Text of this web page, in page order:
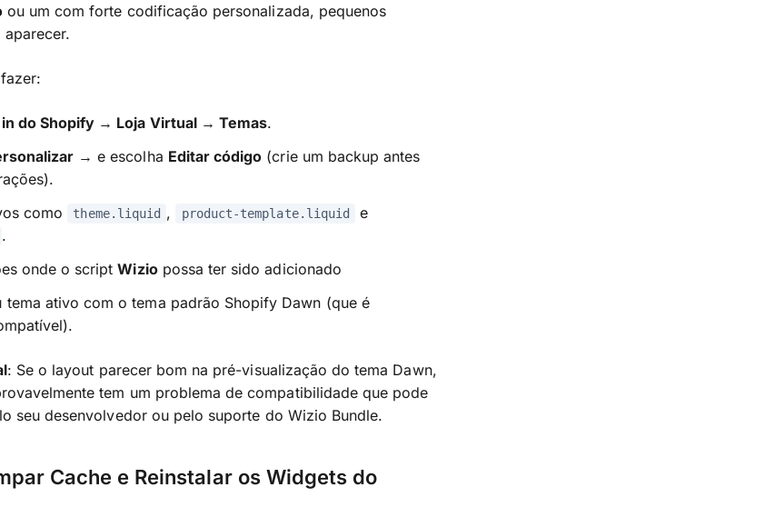
ou um com forte codificação personalizada, pequenos
do Shopify → Loja Virtual → Temas.
→ e escolha Editar código (crie um backup antes
como
theme.liquid , product-template.liquid e
.
onde o scriptWiziopossa ter sido adicionado
tema ativo com o tema padrão Shopify Dawn (que é
: Se o layout parecer bom na pré-visualização do tema Dawn,
tem um problema de compatibilidade que pode
seu desenvolvedor ou pelo suporte do Wizio Bundle.
Cache e Reinstalar os Widgets do